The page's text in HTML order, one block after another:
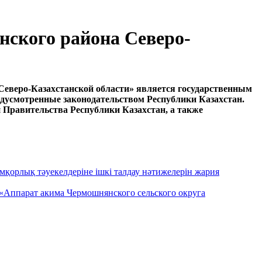
района Северо-
Казахстанской области» является государственным
законодательством Республики Казахстан.
Республики Казахстан, а также
тәуекелдеріне ішкі талдау нәтижелерін жария
акима Чермошнянского сельского округа